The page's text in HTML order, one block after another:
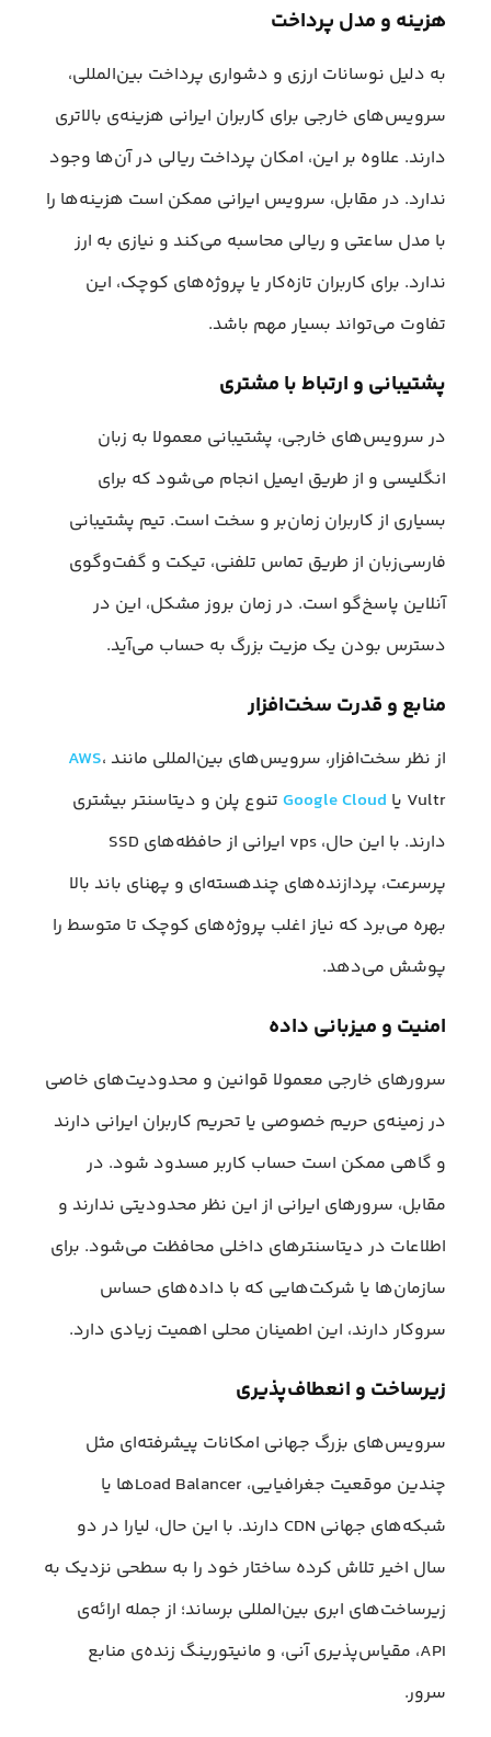
هزینه و مدل پرداخت
به دلیل نوسانات ارزی و دشواری پرداخت بین‌المللی،
سرویس‌های خارجی برای کاربران ایرانی هزینه‌ی بالاتری
دارند. علاوه بر این، امکان پرداخت ریالی در آن‌ها وجود
ندارد. در مقابل، سرویس ایرانی ممکن است هزینه‌ها را
با مدل ساعتی و ریالی محاسبه می‌کند و نیازی به ارز
ندارد. برای کاربران تازه‌کار یا پروژه‌های کوچک، این
تفاوت می‌تواند بسیار مهم باشد.
پشتیبانی و ارتباط با مشتری
در سرویس‌های خارجی، پشتیبانی معمولا به زبان
انگلیسی و از طریق ایمیل انجام می‌شود که برای
بسیاری از کاربران زمان‌بر و سخت است. تیم پشتیبانی
فارسی‌زبان از طریق تماس تلفنی، تیکت و گفت‌وگوی
آنلاین پاسخ‌گو است. در زمان بروز مشکل، این در
دسترس بودن یک مزیت بزرگ به حساب می‌آید.
منابع و قدرت سخت‌افزار
از نظر سخت‌افزار، سرویس‌های بین‌المللی مانند AWS،
Vultr یا
Google Cloud تنوع پلن و دیتاسنتر بیشتری
دارند. با این حال، vps ایرانی از حافظه‌های SSD
پرسرعت، پردازنده‌های چند‌هسته‌ای و پهنای باند بالا
بهره می‌برد که نیاز اغلب پروژه‌های کوچک تا متوسط را
پوشش می‌دهد.
امنیت و میزبانی داده
سرورهای خارجی معمولا قوانین و محدودیت‌های خاصی
در زمینه‌ی حریم خصوصی یا تحریم کاربران ایرانی دارند
و گاهی ممکن است حساب کاربر مسدود شود. در
مقابل، سرورهای ایرانی از این نظر محدودیتی ندارند و
اطلاعات در دیتاسنترهای داخلی محافظت می‌شود. برای
سازمان‌ها یا شرکت‌هایی که با داده‌های حساس
سروکار دارند، این اطمینان محلی اهمیت زیادی دارد.
زیرساخت و انعطاف‌پذیری
سرویس‌های بزرگ جهانی امکانات پیشرفته‌ای مثل
چندین موقعیت جغرافیایی، Load Balancerها یا
شبکه‌های جهانی CDN دارند. با این حال، لیارا در دو
سال اخیر تلاش کرده ساختار خود را به سطحی نزدیک به
زیرساخت‌های ابری بین‌المللی برساند؛ از جمله ارائه‌ی
API، مقیاس‌پذیری آنی، و مانیتورینگ زنده‌ی منابع
سرور.